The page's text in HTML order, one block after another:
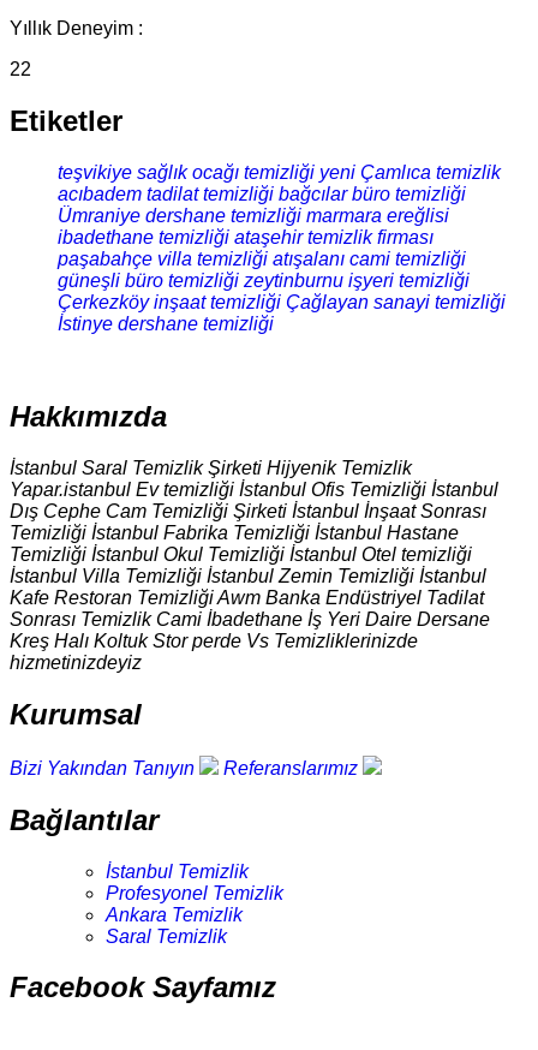
Yıllık Deneyim :
22
Etiketler
teşvikiye sağlık ocağı temizliği yeni Çamlıca temizlik
acıbadem tadilat temizliği bağcılar büro temizliği
Ümraniye dershane temizliği marmara ereğlisi
ibadethane temizliği ataşehir temizlik firması
paşabahçe villa temizliği atışalanı cami temizliği
güneşli büro temizliği zeytinburnu işyeri temizliği
Çerkezköy inşaat temizliği Çağlayan sanayi temizliği
İstinye dershane temizliği
Hakkımızda
İstanbul Saral Temizlik Şirketi Hijyenik Temizlik
Yapar.istanbul Ev temizliği İstanbul Ofis Temizliği İstanbul
Dış Cephe Cam Temizliği Şirketi İstanbul İnşaat Sonrası
Temizliği İstanbul Fabrika Temizliği İstanbul Hastane
Temizliği İstanbul Okul Temizliği İstanbul Otel temizliği
İstanbul Villa Temizliği İstanbul Zemin Temizliği İstanbul
Kafe Restoran Temizliği Awm Banka Endüstriyel Tadilat
Sonrası Temizlik Cami İbadethane İş Yeri Daire Dersane
Kreş Halı Koltuk Stor perde Vs Temizliklerinizde
hizmetinizdeyiz
Kurumsal
Bizi Yakından Tanıyın Referanslarımız
Bağlantılar
İstanbul Temizlik
Profesyonel Temizlik
Ankara Temizlik
Saral Temizlik
Facebook Sayfamız